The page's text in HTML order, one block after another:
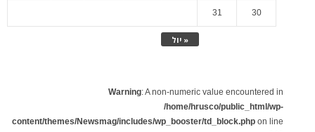
« יול
30
31
Warning: A non-numeric value encountered in
/home/hrusco/public_html/wp-
content/themes/Newsmag/includes/wp_booster/td_block.php on line